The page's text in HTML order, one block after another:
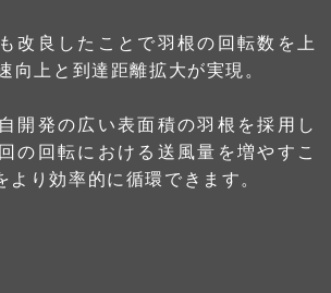
改良したことで羽根の回転数を上
向上と到達距離拡大が実現。
開発の広い表面積の羽根を採用し
の回転における送風量を増やすこ
より効率的に循環できます。